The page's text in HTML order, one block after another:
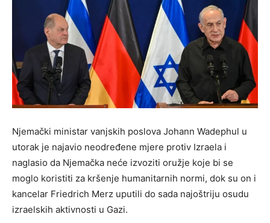
Njemački ministar vanjskih poslova Johann Wadephul u
utorak je najavio neodređene mjere protiv Izraela i
naglasio da Njemačka neće izvoziti oružje koje bi se
moglo koristiti za kršenje humanitarnih normi, dok su on i
kancelar Friedrich Merz uputili do sada najoštriju osudu
izraelskih aktivnosti u Gazi.